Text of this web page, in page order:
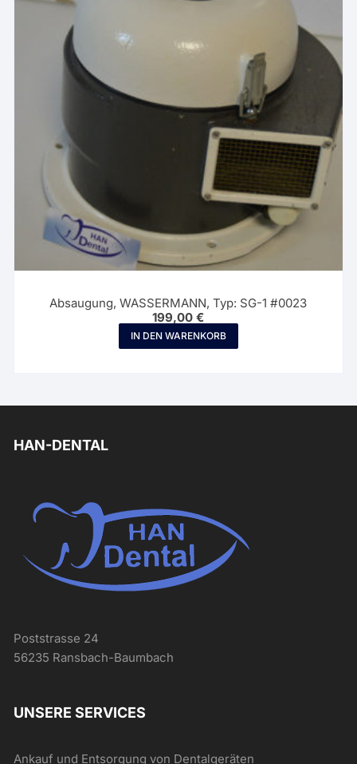
Absaugung, WASSERMANN, Typ: SG-1 #0023
199,00€
IN DEN WARENKORB
HAN-DENTAL
Poststrasse 24
56235 Ransbach-Baumbach
UNSERE SERVICES
Ankauf und Entsorgung von Dentalgeräten